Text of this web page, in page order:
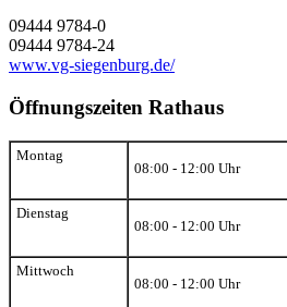
09444 9784-0
09444 9784-24
www.vg-siegenburg.de/
Öffnungszeiten Rathaus
Montag
08:00 - 12:00 Uhr
Dienstag
08:00 - 12:00 Uhr
Mittwoch
08:00 - 12:00 Uhr